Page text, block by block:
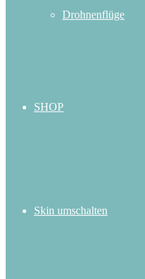
Drohnenflüge
SHOP
Skin umschalten